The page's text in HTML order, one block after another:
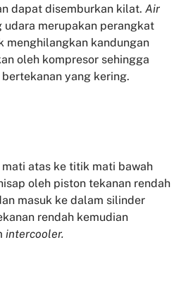
dapat disemburkan kilat.Air
udara merupakan perangkat
menghilangkan kandungan
oleh kompresor sehingga
yang kering.
atas ke titik mati bawah
oleh piston tekanan rendah
masuk ke dalam silinder
rendah kemudian
intercooler.